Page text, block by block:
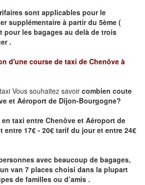
sont applicables pour le
supplémentaire à partir du 5ème (
pour les bagages au delà de trois
.
d'une course de taxi de Chenôve à
Vous souhaitez savoir combien coute
et Aéroport de Dijon-Bourgogne?
taxi entre Chenôve et Aéroport de
entre 17€ - 20€ tarif du jour et entre 24€
avec beaucoup de bagages,
van 7 places choisi dans la plupart
de familles ou d’amis .